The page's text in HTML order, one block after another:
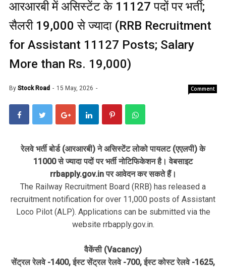
आरआरबी में असिस्टेंट के 11127 पदों पर भर्ती;
सैलरी 19,000 से ज्यादा (RRB Recruitment
for Assistant 11127 Posts; Salary
More than Rs. 19,000)
By Stock Road 15 May, 2026 Comment
रेलवे भर्ती बोर्ड (आरआरबी) ने असिस्टेंट लोको पायलट (एएलपी) के
11000 से ज्यादा पदों पर भर्ती नोटिफिकेशन है। वेबसाइट
rrbapply.gov.in पर आवेदन कर सकते हैं।
The Railway Recruitment Board (RRB) has released a
recruitment notification for over 11,000 posts of Assistant
Loco Pilot (ALP). Applications can be submitted via the
website rrbapply.gov.in.
वैकेंसी (Vacancy)
सेंट्रल रेलवे -1400, ईस्ट सेंट्रल रेलवे -700, ईस्ट कोस्ट रेलवे -1625,